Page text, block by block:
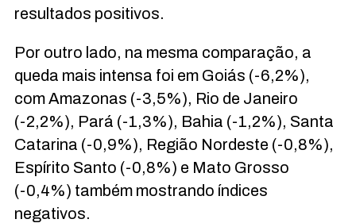
resultados positivos.
Por outro lado, na mesma comparação, a
queda mais intensa foi em Goiás (-6,2%),
com Amazonas (-3,5%), Rio de Janeiro
(-2,2%), Pará (-1,3%), Bahia (-1,2%), Santa
Catarina (-0,9%), Região Nordeste (-0,8%),
Espírito Santo (-0,8%) e Mato Grosso
(-0,4%) também mostrando índices
negativos.